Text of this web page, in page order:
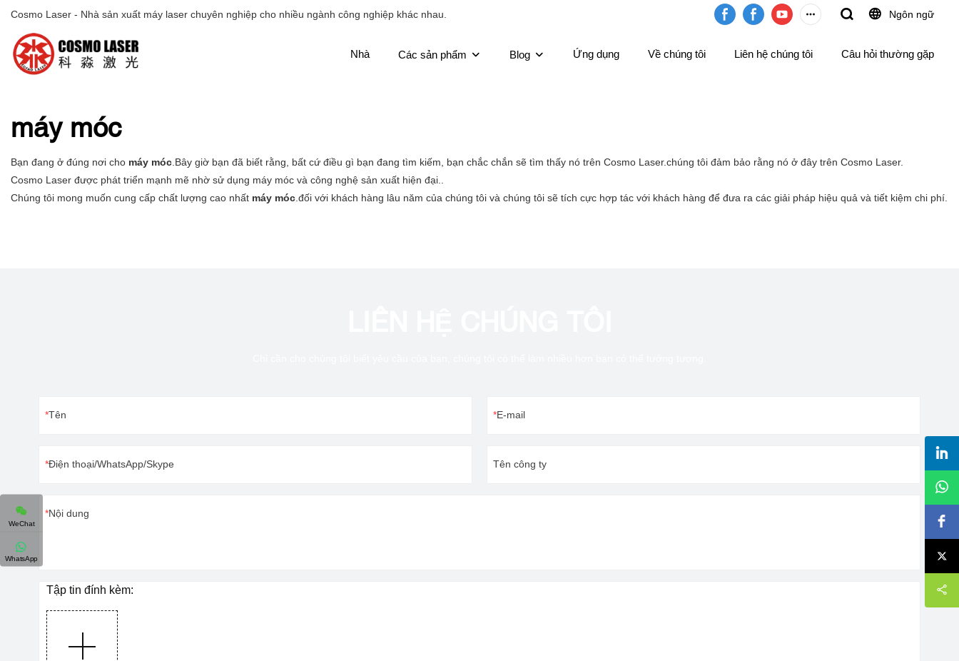
Cosmo Laser - Nhà sản xuất máy laser chuyên nghiệp cho nhiều ngành công nghiệp khác nhau. Ngôn ngữ
Nhà Các sản phẩm Blog Ứng dụng Về chúng tôi Liên hệ chúng tôi Câu hỏi thường gặp
máy móc
Bạn đang ở đúng nơi cho máy móc.Bây giờ bạn đã biết rằng, bất cứ điều gì bạn đang tìm kiếm, bạn chắc chắn sẽ tìm thấy nó trên Cosmo Laser.chúng tôi đảm bảo rằng nó ở đây trên Cosmo Laser.
Cosmo Laser được phát triển mạnh mẽ nhờ sử dụng máy móc và công nghệ sản xuất hiện đại..
Chúng tôi mong muốn cung cấp chất lượng cao nhất máy móc.đối với khách hàng lâu năm của chúng tôi và chúng tôi sẽ tích cực hợp tác với khách hàng để đưa ra các giải pháp hiệu quả và tiết kiệm chi phí.
Tên E-mail
Điện thoại/WhatsApp/Skype Tên công ty
Nội dung
Tập tin đính kèm:
WeChat
WhatsApp